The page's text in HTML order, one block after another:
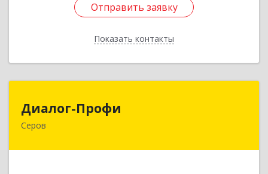
Отправить заявку
Показать контакты
Отправить заявку
Назад
Диалог-Профи
Серов
624980, Свердловская обл, Серов г, Короленко